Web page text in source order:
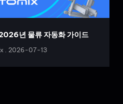
년 물류 자동화 가이드
2026-07-13